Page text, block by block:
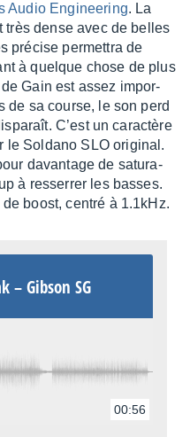
Audio Engi­nee­ring. La
très dense avec de belles
précise permet­tra de
à quelque chose de plus
Gain est assez impor­
de sa course, le son perd
C’est un carac­tère
le Soldano SLO origi­nal.
davan­tage de satu­ra­
à resser­rer les basses.
boost, centré à 1.1kHz.
– Gibson SG
00:56